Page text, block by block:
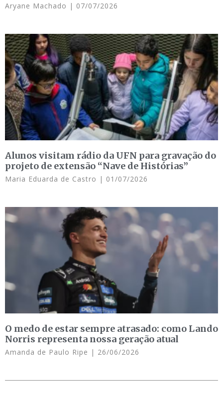
Aryane Machado 07/07/2026
Alunos visitam rádio da UFN para gravação do
projeto de extensão “Nave de Histórias”
Maria Eduarda de Castro 01/07/2026
O medo de estar sempre atrasado: como Lando
Norris representa nossa geração atual
Amanda de Paulo Ripe 26/06/2026